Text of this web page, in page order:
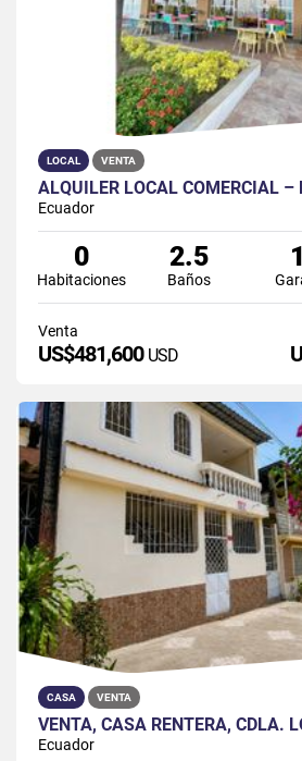
LOCAL VENTA
ALQUILER LOCAL COMERCIAL
Ecuador
0
Habitaciones
2.5
Baños
1
Venta
US$481,600 USD
CASA VENTA
VENTA, CASA RENTERA, CDLA.
Ecuador